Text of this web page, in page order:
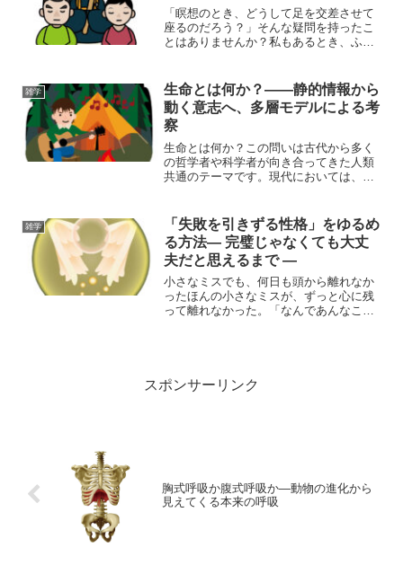
「瞑想のとき、どうして足を交差させて
座るのだろう？」そんな疑問を持ったこ
とはありませんか？私もあるとき、ふと
の「座り方」に、果たしてどんな意味が
あるのだろうと。そして気...
雑学
生命とは何か？――静的情報から
動く意志へ、多層モデルによる考
察
生命とは何か？この問いは古代から多く
の哲学者や科学者が向き合ってきた人類
共通のテーマです。現代においては、擬
工知能やプログラムといった新しい情報
体の登場によって、ますま...
雑学
「失敗を引きずる性格」をゆるめ
る方法― 完璧じゃなくても大丈
夫だと思えるまで ―
小さなミスでも、何日も頭から離れなか
ったほんの小さなミスが、ずっと心に残
って離れなかった。「なんであんなこと
スポンサーリンク
胸式呼吸か腹式呼吸か―動物の進化から
見えてくる本来の呼吸